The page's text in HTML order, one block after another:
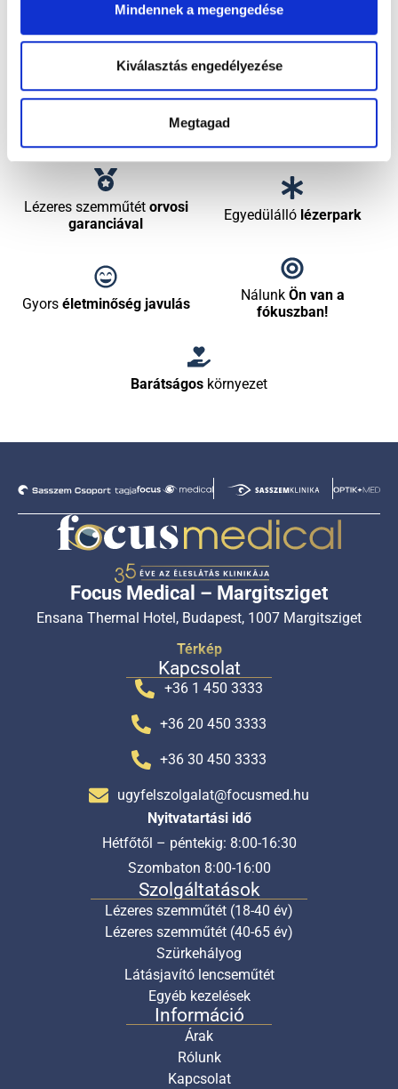
Mindennek a megengedése
Kiválasztás engedélyezése
Megtagad
Maximális biztonság Kimagaslószakértelem
Lézeres szemműtét orvosi
garanciával
Egyedülálló lézerpark
Gyors életminőség javulás Nálunk Ön van a
fókuszban!
Barátságos környezet
Focus Medical – Margitsziget
Ensana Thermal Hotel, Budapest, 1007 Margitsziget
Térkép
Kapcsolat
+36 1 450 3333
+36 20 450 3333
+36 30 450 3333
ugyfelszolgalat@focusmed.hu
Nyitvatartási idő
Hétfőtől – péntekig: 8:00-16:30
Szombaton 8:00-16:00
Szolgáltatások
Lézeres szemműtét (18-40 év)
Lézeres szemműtét (40-65 év)
Szürkehályog
Látásjavító lencseműtét
Egyéb kezelések
Információ
Árak
Rólunk
Kapcsolat